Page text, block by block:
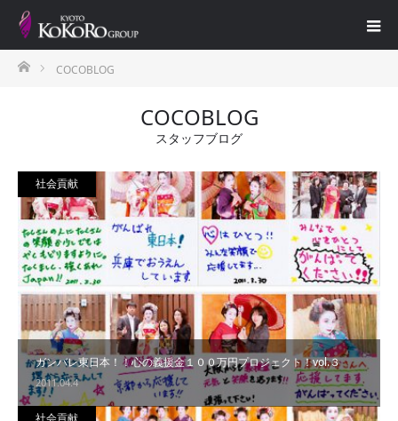
ホームCOCOBLOG
COCOBLOG
スタッフブログ
ガンバレ東日本！！心の義援金１００万円プロジェクト！vol.３
2011.04.4
社会貢献
社会貢献